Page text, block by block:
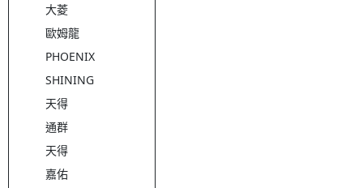
大菱
歐姆龍
PHOENIX
SHINING
天得
通群
天得
嘉佑